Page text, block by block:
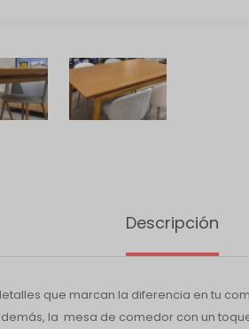
Descripción
que marcan la diferencia en tu
la mesa de comedor con un